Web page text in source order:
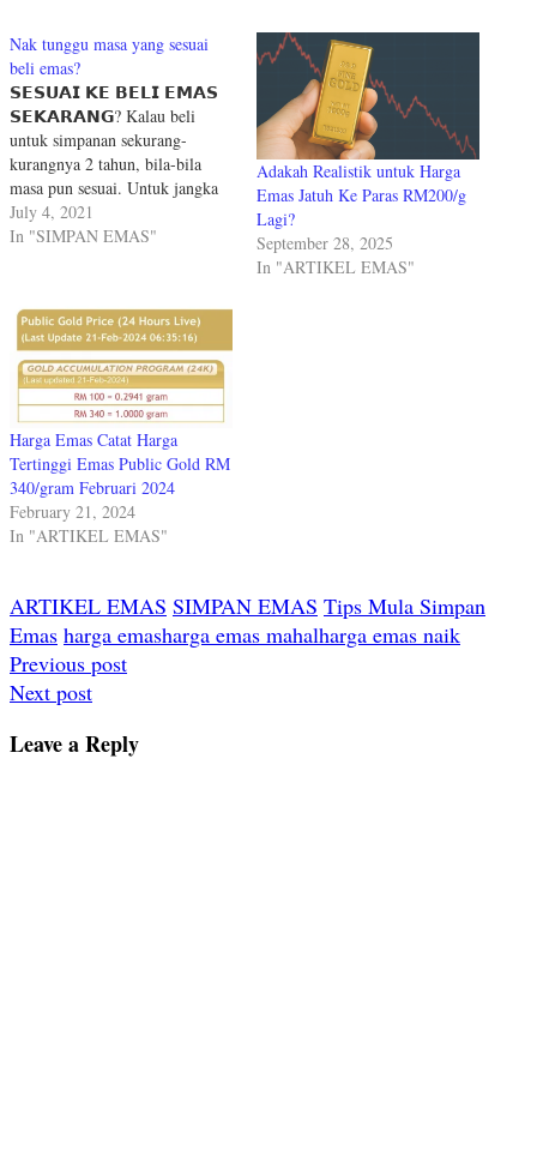
Nak tunggu masa yang sesuai
beli emas?
𝗦𝗘𝗦𝗨𝗔𝗜 𝗞𝗘 𝗕𝗘𝗟𝗜 𝗘𝗠𝗔𝗦
𝗦𝗘𝗞𝗔𝗥𝗔𝗡𝗚? Kalau beli
untuk simpanan sekurang-
kurangnya 2 tahun, bila-bila
masa pun sesuai. Untuk jangka
pendek, harga emas memang
sentiasa naik turun. Tapi jangka
confirm makin susut. Contoh
mudah, harga karipap pun
confirm naik dalam jangka
panjang,…
July 4, 2021
In "SIMPAN EMAS"
Adakah Realistik untuk Harga
Emas Jatuh Ke Paras RM200/g
Lagi?
September 28, 2025
In "ARTIKEL EMAS"
Harga Emas Catat Harga
Tertinggi Emas Public Gold RM
340/gram Februari 2024
February 21, 2024
In "ARTIKEL EMAS"
ARTIKEL EMAS SIMPAN EMAS Tips Mula Simpan
Emas harga emasharga emas mahalharga emas naik
Post
navigation
Previous post
Next post
Leave a Reply